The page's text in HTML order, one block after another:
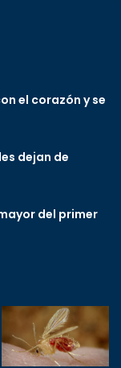
el corazón y se
dejan de
del primer